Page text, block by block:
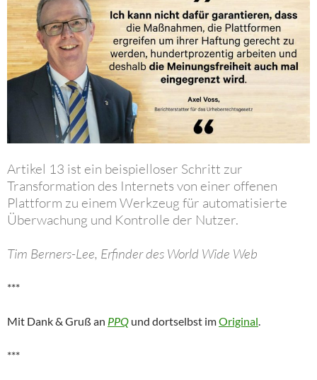
Artikel 13 ist ein beispielloser Schritt zur
Transformation des Internets von einer offenen
Plattform zu einem Werkzeug für automatisierte
Überwachung und Kontrolle der Nutzer.
Tim Berners-Lee, Erfinder des World Wide Web
***
Mit Dank & Gruß an PPQ und dortselbst imOriginal.
***